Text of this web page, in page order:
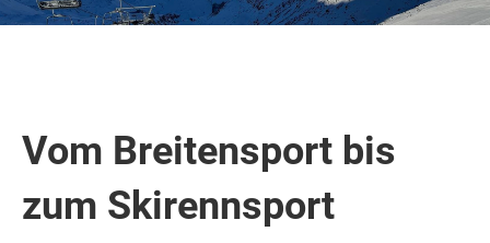
Vom Breitensport bis
zum Skirennsport